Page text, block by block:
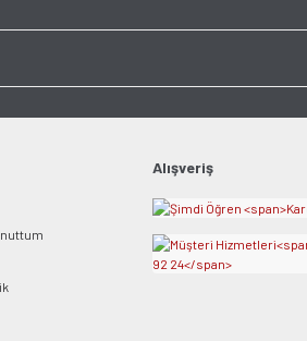
Alışveriş